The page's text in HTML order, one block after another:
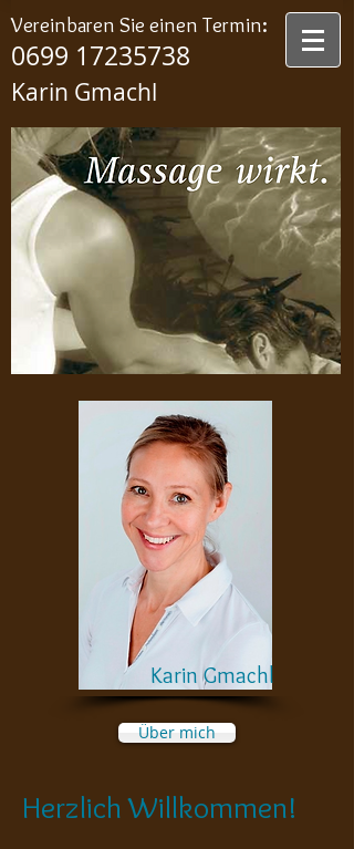
Vereinbaren Sie einen Termin:
Karin Gmachl
0699 17235738
Herzlich Willkommen!
Über mich
Karin Gmachl